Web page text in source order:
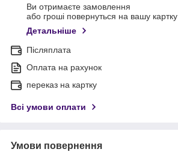
Ви отримаєте замовлення
або гроші повернуться на вашу картку
Детальніше
Післяплата
Оплата на рахунок
переказ на картку
Всі умови оплати
Умови повернення